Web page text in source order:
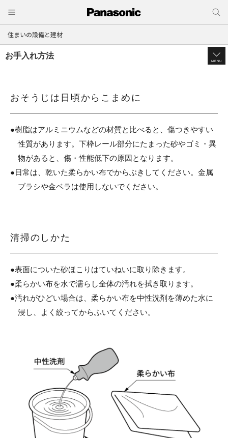
住まいの設備と建材
お手入れ方法
MENU
おそうじは日頃からこまめに
●樹脂はアルミニウムなどの材質と比べると、傷つきやすい
性質があります。 下枠レール部分にたまった砂やゴミ・異
物があると、傷・性能低下の原因となります。
●日常は、乾いた柔らかい布でからぶきしてください。金属
ブラシや金ベラは使用しないでください。
清掃のしかた
●表面についた砂ほこりはていねいに取り除きます。
●柔らかい布を水で濡らし全体の汚れを拭き取ります。
●汚れがひどい場合は、柔らかい布を中性洗剤を薄めた水に
浸し、
よく絞ってからふいてください。